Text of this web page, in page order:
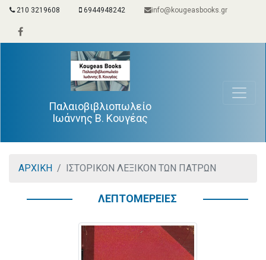
210 3219608 6944948242 info@kougeasbooks.gr
Παλαιοβιβλιοπωλείο
Ιωάννης Β. Κουγέας
ΑΡΧΙΚΗ ΙΣΤΟΡΙΚΟΝ ΛΕΞΙΚΟΝ ΤΩΝ ΠΑΤΡΩΝ
ΛΕΠΤΟΜΕΡΕΙΕΣ